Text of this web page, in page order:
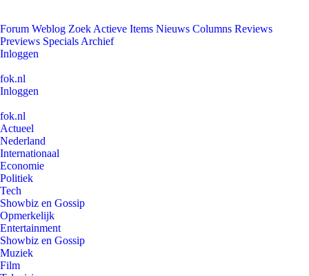
Forum Weblog Zoek Actieve Items Nieuws Columns Reviews
Previews Specials Archief
Inloggen
fok.nl
Inloggen
fok.nl
Actueel
Nederland
Internationaal
Economie
Politiek
Tech
Showbiz en Gossip
Opmerkelijk
Entertainment
Showbiz en Gossip
Muziek
Film